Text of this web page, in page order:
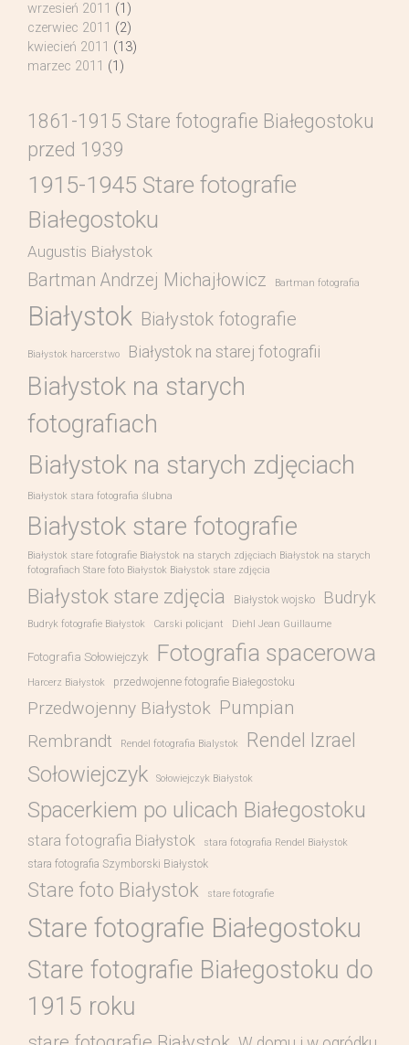
wrzesień 2011 (1)
czerwiec 2011 (2)
kwiecień 2011 (13)
marzec 2011 (1)
1861-1915 Stare fotografie Białegostoku
przed 1939
1915-1945 Stare fotografie
Białegostoku
Augustis Białystok
Bartman Andrzej Michajłowicz Bartman fotografia
Białystok Białystok fotografie
Białystok harcerstwo Białystok na starej fotografii
Białystok na starych
fotografiach
Białystok na starych zdjęciach
Białystok stara fotografia ślubna
Białystok stare fotografie
Białystok stare fotografie Białystok na starych zdjęciach Białystok na starych
fotografiach Stare foto Białystok Białystok stare zdjęcia
Białystok stare zdjęcia Białystok wojsko Budryk
Budryk fotografie Białystok Carski policjant Diehl Jean Guillaume
Fotografia Sołowiejczyk Fotografia spacerowa
Harcerz Białystok przedwojenne fotografie Białegostoku
Przedwojenny Białystok Pumpian
Rembrandt Rendel fotografia Bialystok Rendel Izrael
Sołowiejczyk Sołowiejczyk Białystok
Spacerkiem po ulicach Białegostoku
stara fotografia Białystok stara fotografia Rendel Białystok
stara fotografia Szymborski Białystok
Stare foto Białystok stare fotografie
Stare fotografie Białegostoku
Stare fotografie Białegostoku do
1915 roku